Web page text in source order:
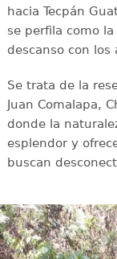
hacia Tecpán
se perfila como
descanso con
Se trata de la
Juan Comalapa,
donde la
esplendor y
buscan